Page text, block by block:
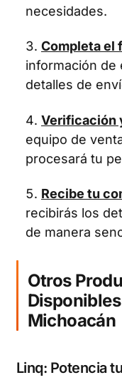
necesidades.
Completa el
información de
detalles de
Verificación
equipo de
procesará tu
Recibe tu
recibirás los
de manera
Otros
Michoacán
Linq: Potencia